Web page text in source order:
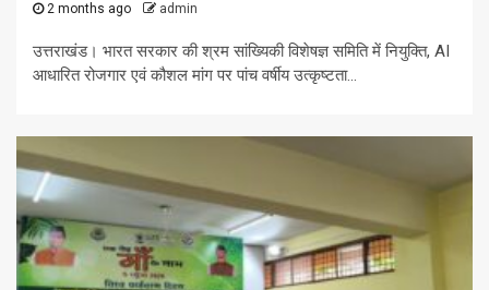
2 months ago admin
उत्तराखंड। भारत सरकार की श्रम सांख्यिकी विशेषज्ञ समिति में नियुक्ति, AI
आधारित रोजगार एवं कौशल मांग पर पांच वर्षीय उत्कृष्टता...